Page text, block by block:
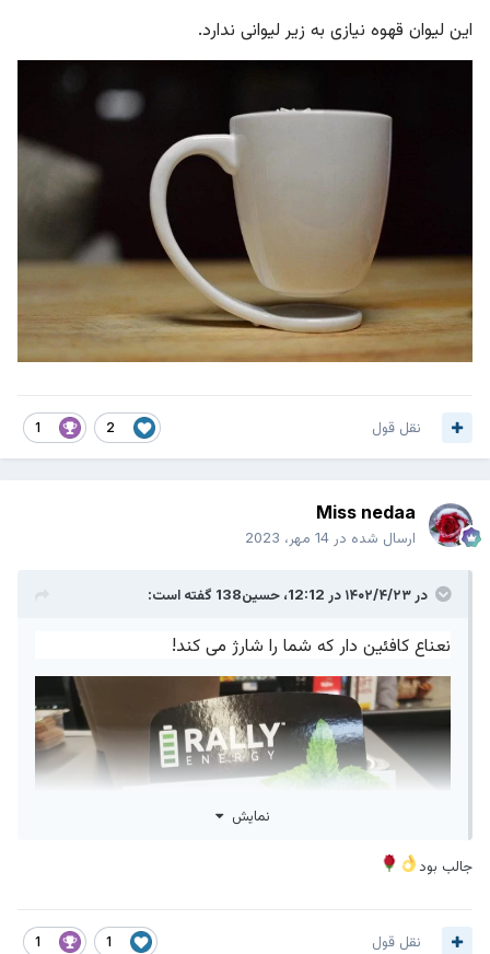
این لیوان قهوه نیازی به زیر لیوانی ندارد.
2 نقل قول
Miss nedaa
ارسال شده در 14 مهر، 2023
در ۱۴۰۲/۴/۲۳ در 12:12، حسین138 گفته است:
نعناع کافئین دار که شما را شارژ می کند!
نمایش
جالب بود
نقل قول